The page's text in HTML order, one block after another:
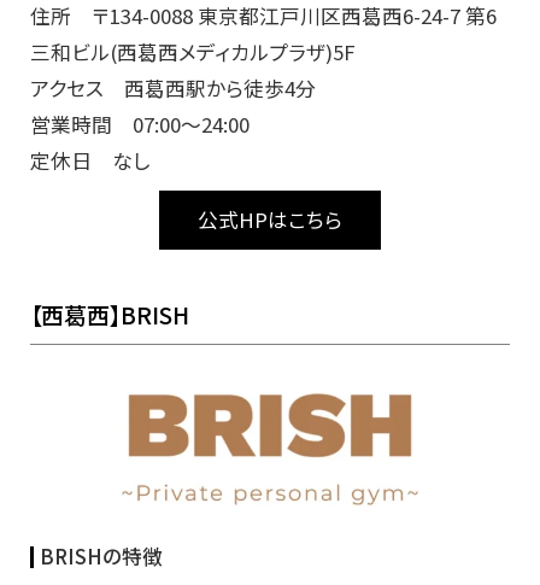
住所 〒134-0088 東京都江戸川区西葛西6-24-7 第6
三和ビル(西葛西メディカルプラザ)5F
アクセス 西葛西駅から徒歩4分
営業時間 07:00～24:00
定休日 なし
公式HPはこちら
【西葛西】BRISH
BRISHの特徴